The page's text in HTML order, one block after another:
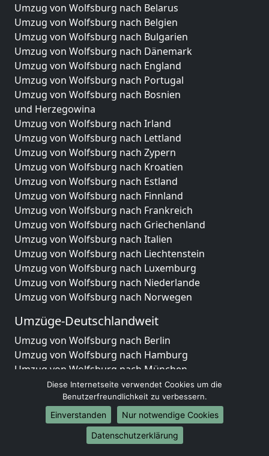
Umzug von Wolfsburg nach Belarus
Umzug von Wolfsburg nach Belgien
Umzug von Wolfsburg nach Bulgarien
Umzug von Wolfsburg nach Dänemark
Umzug von Wolfsburg nach England
Umzug von Wolfsburg nach Portugal
Umzug von Wolfsburg nach Bosnien
und Herzegowina
Umzug von Wolfsburg nach Irland
Umzug von Wolfsburg nach Lettland
Umzug von Wolfsburg nach Zypern
Umzug von Wolfsburg nach Kroatien
Umzug von Wolfsburg nach Estland
Umzug von Wolfsburg nach Finnland
Umzug von Wolfsburg nach Frankreich
Umzug von Wolfsburg nach Griechenland
Umzug von Wolfsburg nach Italien
Umzug von Wolfsburg nach Liechtenstein
Umzug von Wolfsburg nach Luxemburg
Umzug von Wolfsburg nach Niederlande
Umzug von Wolfsburg nach Norwegen
Umzüge-Deutschlandweit
Umzug von Wolfsburg nach Berlin
Umzug von Wolfsburg nach Hamburg
Umzug von Wolfsburg nach München
Umzug von Wolfsburg nach Köln
Umzug von Wolfsburg nach Frankfurt am Main
Umzug von Wolfsburg nach Stuttgart
Umzug von Wolfsburg nach Düsseldorf
Umzug von Wolfsburg nach Leipzig
Diese Internetseite verwendet Cookies um die
Benutzerfreundlichkeit zu verbessern.
Einverstanden
Nur notwendige Cookies
Datenschutzerklärung